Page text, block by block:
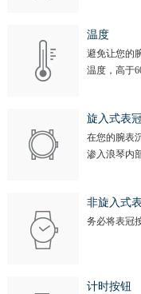
温度
避免让您的
温度，高于
旋入式表
在您的腕表
渗入浪琴内
非旋入式
务必将表冠
计时按钮